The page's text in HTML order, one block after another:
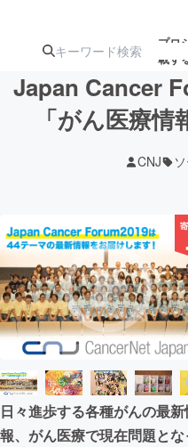
プロ
載す
ジェクト
アート・写真
テクノロジー・ガ
映像・映画
ビジネス・起業
まちづくり・地域
Japan Cancer
「がん医療情
CNJ
日々進歩する各種がんの最
報、がん医療で現在問題とな